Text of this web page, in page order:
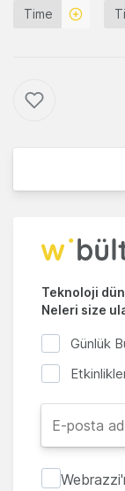
Time
Teknoloji
Neleri size
Günlük